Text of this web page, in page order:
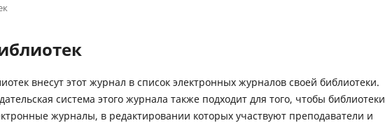
внесут этот журнал в список электронных журналов своей библиотеки.
система этого журнала также подходит для того, чтобы библиотеки
журналы, в редактировании которых участвуют преподаватели и